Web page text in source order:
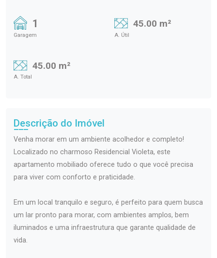
1
Garagem
45.00 m²
A. Útil
45.00 m²
A. Total
Descrição do Imóvel
Venha morar em um ambiente acolhedor e completo!
Localizado no charmoso Residencial Violeta, este
apartamento mobiliado oferece tudo o que você precisa
para viver com conforto e praticidade.
Em um local tranquilo e seguro, é perfeito para quem busca
um lar pronto para morar, com ambientes amplos, bem
iluminados e uma infraestrutura que garante qualidade de
vida.